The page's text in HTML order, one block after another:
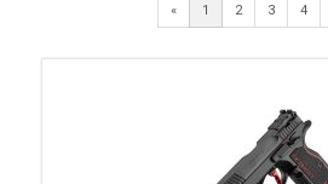
« 1 2 3 4